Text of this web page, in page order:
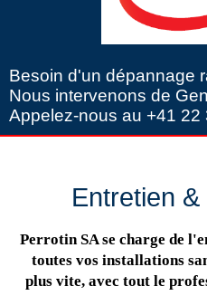
Besoin d'un dépannage
Nous intervenons de
Appelez-nous au +41 22
Entretien
Perrotin SA se charge de
toutes vos installations
plus vite, avec tout le